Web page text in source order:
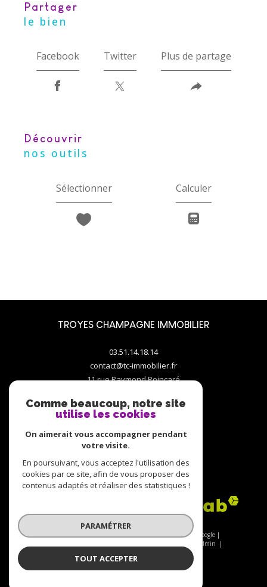
partager
le bien
Facebook Twitter Plus de partage
découvrir
nos outils
Sélectionner Calculer
TROYES CHAMPAGNE IMMOBILIER
03.51.14.18.14
contact@tc-immobilier.fr
11 rue Raymond Poincaré
ADHÉRENTS
© 2026 | Tous droits réservés | Traduction powered by Google |
Admin
Cookies
Comme beaucoup, notre site
utilise les cookies
On aimerait vous accompagner pendant
votre visite.
En poursuivant, vous acceptez l'utilisation des
cookies par ce site, afin de vous proposer des
contenus adaptés et réaliser des statistiques !
PARAMÉTRER
TOUT ACCEPTER